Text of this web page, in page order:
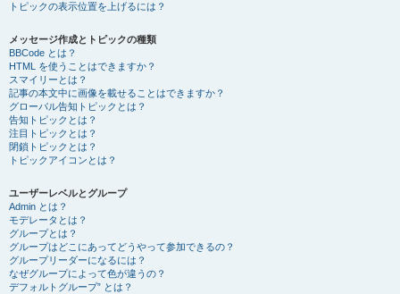
トピックの表示位置を上げるには？
メッセージ作成とトピックの種類
BBCode とは？
HTML を使うことはできますか？
スマイリーとは？
記事の本文中に画像を載せることはできますか？
グローバル告知トピックとは？
告知トピックとは？
注目トピックとは？
閉鎖トピックとは？
トピックアイコンとは？
ユーザーレベルとグループ
Admin とは？
モデレータとは？
グループとは？
グループはどこにあってどうやって参加できるの？
グループリーダーになるには？
なぜグループによって色が違うの？
デフォルトグループ” とは？